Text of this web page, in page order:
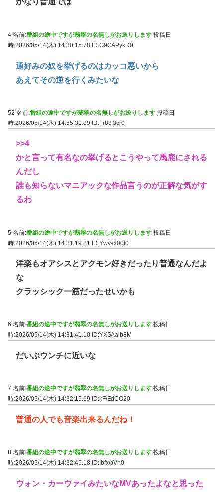
かなり普通では
4 名前:番組の途中ですが翡翠の名無しがお送りします 投稿日
時:2026/05/14(木) 14:30:15.78 ID:G9OAPykD0
通好みの奴を挙げるのはカッコ悪いから
あえてその逆を行くみたいな
52 名前:番組の途中ですが翡翠の名無しがお送りします 投稿日
時:2026/05/14(木) 14:55:31.89
ID:+r88f3cr0
>>4
かと言って有名なの挙げるとこうやって馬鹿にされる
んだし
誰も知らないマニアックな作品言うのが正解な気がす
るわ
5 名前:番組の途中ですが翡翠の名無しがお送りします 投稿日
時:2026/05/14(木) 14:31:19.81 ID:Ywvax00f0
洋楽もオアシスとアクモン好きだったり普通なんだよ
な
クラッシック一筋だったせいかも
6 名前:番組の途中ですが翡翠の名無しがお送りします 投稿日
時:2026/05/14(木) 14:31:41.10 ID:YXSAalb8M
だいぶウンチに近いな
7 名前:番組の途中ですが翡翠の名無しがお送りします 投稿日
時:2026/05/14(木) 14:32:15.69 ID:kF/EdCO20
普通の人でも音楽出来るんだね！
8 名前:番組の途中ですが翡翠の名無しがお送りします 投稿日
時:2026/05/14(木) 14:32:45.18 ID:Ibfx/bVn0
ウォン・カーウァイみたいなMVあったよなと思った